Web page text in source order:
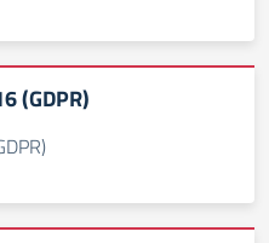
(GDPR)